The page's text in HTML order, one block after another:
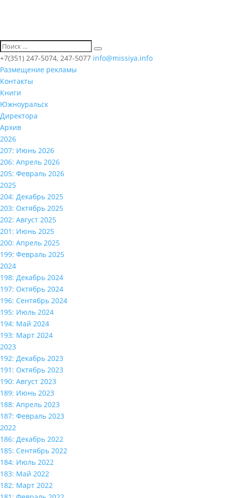
+7(351) 247-5074, 247-5077 info@missiya.info
Размещение рекламы
Контакты
Книги
Южноуральск
Директора
Архив
2026
207: Июнь 2026
206: Апрель 2026
205: Февраль 2026
2025
204: Декабрь 2025
203: Октябрь 2025
202: Август 2025
201: Июнь 2025
200: Апрель 2025
199: Февраль 2025
2024
198: Декабрь 2024
197: Октябрь 2024
196: Сентябрь 2024
195: Июль 2024
194: Май 2024
193: Март 2024
2023
192: Декабрь 2023
191: Октябрь 2023
190: Август 2023
189: Июнь 2023
188: Апрель 2023
187: Февраль 2023
2022
186: Декабрь 2022
185: Сентябрь 2022
184: Июль 2022
183: Май 2022
182: Март 2022